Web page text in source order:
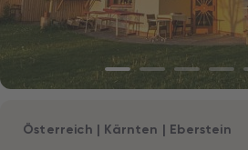
Österreich | Kärnten | Eberstein